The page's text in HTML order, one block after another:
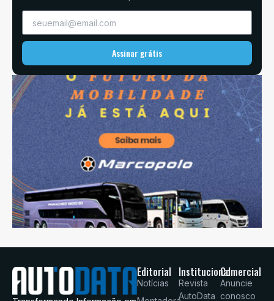
Assinar grátis
Editorial
Notícias
Institucional
Revista
AutoData
Comercial
Anuncie
conosco